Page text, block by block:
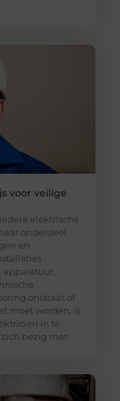
voor veilige
elektrische
onderdeel
en
ontstaat of
moet worden, is
in te
bezig met